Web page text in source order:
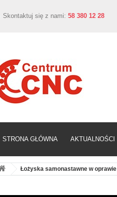
Skontaktuj się z nami: 58 380 12 28
STRONA GŁÓWNA AKTUALNOŚCI
Łożyska samonastawne w oprawie